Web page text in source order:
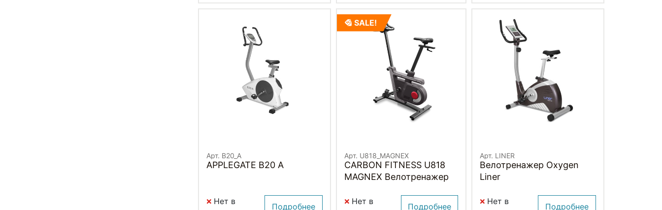
Арт. B20_A
APPLEGATE B20 A
Нет в
Подробнее
SALE!
Арт. U818_MAGNEX
CARBON FITNESS U818
MAGNEX Велотренажер
Нет в
Подробнее
Арт. LINER
Велотренажер Oxygen
Liner
Нет в
Подробнее